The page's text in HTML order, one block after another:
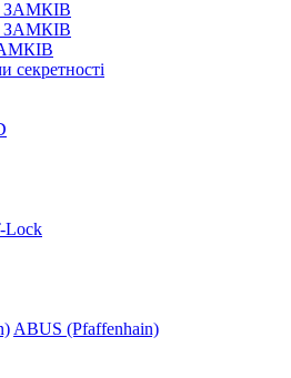
секретності
Lock
ABUS (Pfaffenhain)